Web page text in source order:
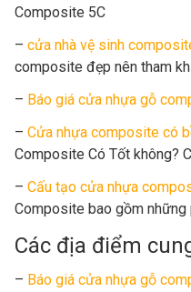
Composite 5C
– cửa nhà vệ sinh
composite đẹp nên tham
– Báo giá cửa nhựa gỗ
– Cửa nhựa composite có
Composite Có Tốt không?
– Cấu tạo cửa nhựa
Composite bao gồm những
Các địa điểm
– Báo giá cửa nhựa gỗ